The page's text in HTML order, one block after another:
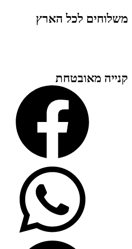
משלוחים לכל הארץ
קנייה מאובטחת